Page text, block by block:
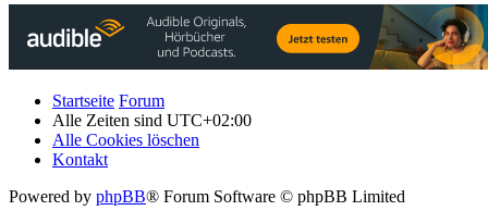
Startseite Forum
Alle Zeiten sind UTC+02:00
Alle Cookies löschen
Kontakt
Powered by phpBB® Forum Software © phpBB Limited